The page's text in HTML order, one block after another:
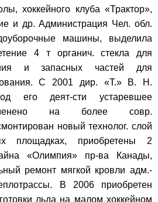
хоккейного клуба «Трактор»,
и др. Администрация Чел. обл.
машины, выделила
4 т органич. стекла для
и запасных частей для
С 2001 дир. «Т.» В. Н.
его деят-сти устаревшее
на более совр.
новый технолог. слой
площадках, приобретены 2
«Олимпия» пр-ва Канады,
ремонт мягкой кровли адм.-
В 2006 приобретен
льда на малом хоккейном